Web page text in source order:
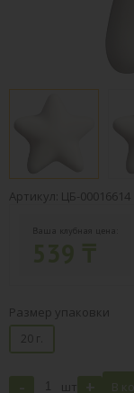
Артикул: ЦБ-00016614
Ваша клубная цена:
Размер упаковки
20 г.
- шт + В